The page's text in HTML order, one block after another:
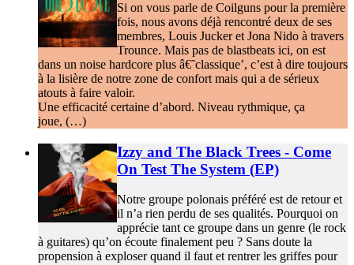
Si on vous parle de Coilguns pour la première
fois, nous avons déjà rencontré deux de ses
membres, Louis Jucker et Jona Nido à travers
Trounce. Mais pas de blastbeats ici, on est
dans un noise hardcore plus â€˜classique’, c’est à dire toujours
à la lisière de notre zone de confort mais qui a de sérieux
atouts à faire valoir.
Une efficacité certaine d’abord. Niveau rythmique, ça
joue, (…)
Izzy and The Black Trees - Come
On Test The System (EP)
Notre groupe polonais préféré est de retour et
il n’a rien perdu de ses qualités. Pourquoi on
apprécie tant ce groupe dans un genre (le rock
à guitares) qu’on écoute finalement peu ? Sans doute la
propension à exploser quand il faut et rentrer les griffes pour